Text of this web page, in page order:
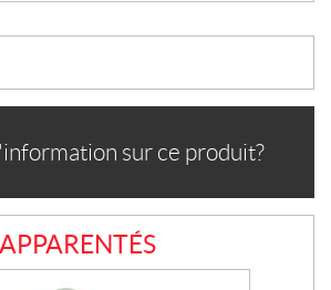
sur ce produit?